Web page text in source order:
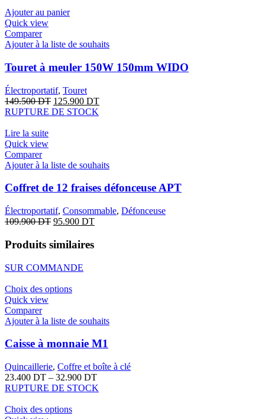
Ajouter au panier
Quick view
Comparer
Ajouter à la liste de souhaits
Touret à meuler 150W 150mm WIDO
Électroportatif, Touret
149.500DT 125.900 DT
RUPTURE DE STOCK
Lire la suite
Quick view
Comparer
Ajouter à la liste de souhaits
Coffret de 12 fraises défonceuse APT
Électroportatif, Consommable, Défonceuse
109.900DT 95.900 DT
Produits similaires
SUR COMMANDE
Choix des options
Quick view
Comparer
Ajouter à la liste de souhaits
Caisse à monnaie M1
Quincaillerie, Coffre et boîte à clé
23.400 DT – 32.900 DT
RUPTURE DE STOCK
Choix des options